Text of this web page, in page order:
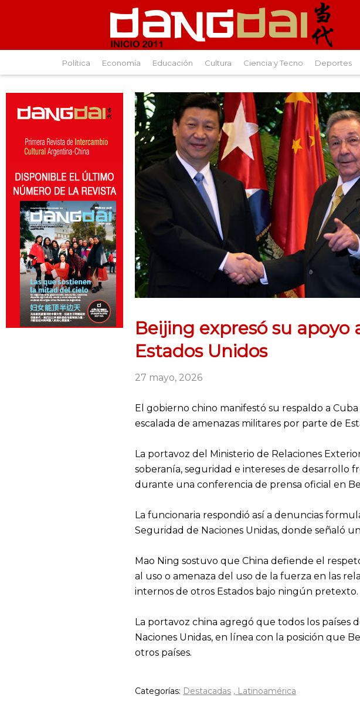
Política Economía Educación Cultura Ciencia y Tecno Deportes
Beijing expresó su
Estados Unidos
27 mayo, 2026
El gobierno chino manifestó su respaldo a
escalada de amenazas militares por parte de
La portavoz del Ministerio de Relaciones
soberanía, seguridad e intereses de desarrollo
durante una conferencia de prensa oficial en
La funcionaria respondió así a denuncias
Seguridad de Naciones Unidas, donde señaló
Mao Ning sostuvo que China defiende el
al uso o amenaza del uso de la fuerza en las
internos de otros Estados bajo ningún pretexto.
La portavoz china agregó que todos los países
Naciones Unidas, en línea con la posición que
otros países.
Categorías: Destacadas Latinoamérica